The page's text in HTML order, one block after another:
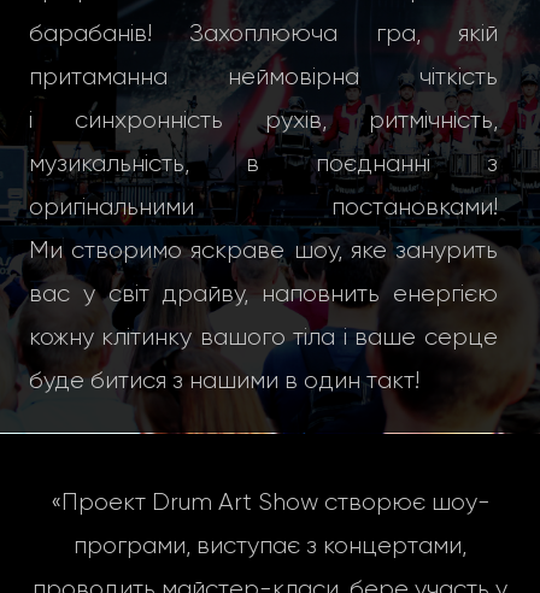
барабанів! Захоплююча гра, якій
притаманна неймовірна чіткість
і синхронність рухів, ритмічність,
музикальність, в поєднанні з
оригінальними постановками!
Ми створимо яскраве шоу, яке занурить
вас у світ драйву, наповнить енергією
кожну клітинку вашого тіла і ваше серце
буде битися з нашими в один такт!
«Проект Drum Art Show створює шоу-
програми, виступає з концертами,